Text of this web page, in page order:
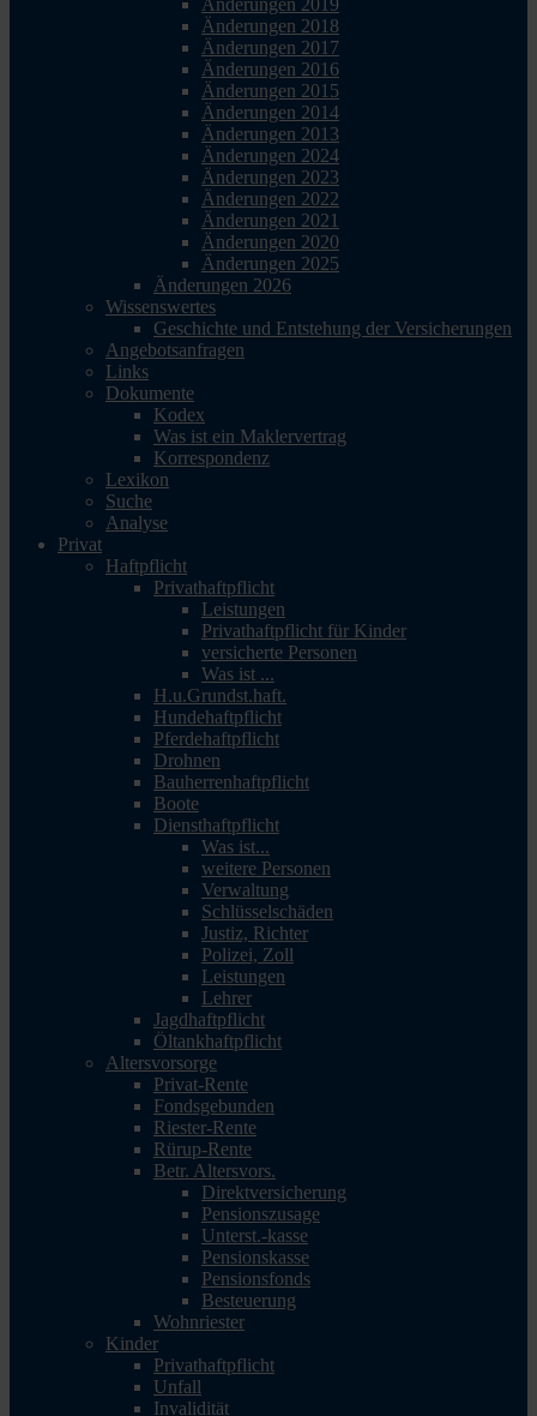
Änderungen 2019
Änderungen 2018
Änderungen 2017
Änderungen 2016
Änderungen 2015
Änderungen 2014
Änderungen 2013
Änderungen 2024
Änderungen 2023
Änderungen 2022
Änderungen 2021
Änderungen 2020
Änderungen 2025
Änderungen 2026
Wissenswertes
Geschichte und Entstehung der Versicherungen
Angebotsanfragen
Links
Dokumente
Kodex
Was ist ein Maklervertrag
Korrespondenz
Lexikon
Suche
Analyse
Privat
Haftpflicht
Privathaftpflicht
Leistungen
Privathaftpflicht für Kinder
versicherte Personen
Was ist ...
H.u.Grundst.haft.
Hundehaftpflicht
Pferdehaftpflicht
Drohnen
Bauherrenhaftpflicht
Boote
Diensthaftpflicht
Was ist...
weitere Personen
Verwaltung
Schlüsselschäden
Justiz, Richter
Polizei, Zoll
Leistungen
Lehrer
Jagdhaftpflicht
Öltankhaftpflicht
Altersvorsorge
Privat-Rente
Fondsgebunden
Riester-Rente
Rürup-Rente
Betr. Altersvors.
Direktversicherung
Pensionszusage
Unterst.-kasse
Pensionskasse
Pensionsfonds
Besteuerung
Wohnriester
Kinder
Privathaftpflicht
Unfall
Invalidität